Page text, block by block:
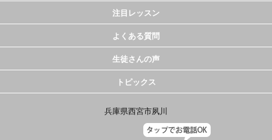
注目レッスン
よくある質問
生徒さんの声
トピックス
兵庫県西宮市夙川